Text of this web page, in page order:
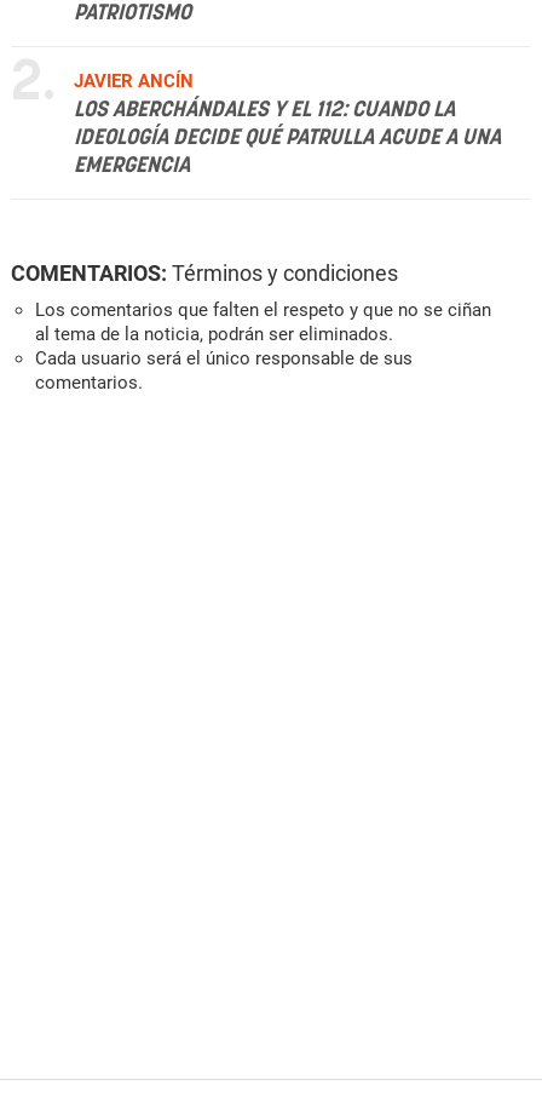
PATRIOTISMO
2.
JAVIER ANCÍN
LOS ABERCHÁNDALES Y EL 112: CUANDO LA
IDEOLOGÍA DECIDE QUÉ PATRULLA ACUDE A UNA
EMERGENCIA
COMENTARIOS: Términos y condiciones
Los comentarios que falten el respeto y que no se ciñan
al tema de la noticia, podrán ser eliminados.
Cada usuario será el único responsable de sus
comentarios.